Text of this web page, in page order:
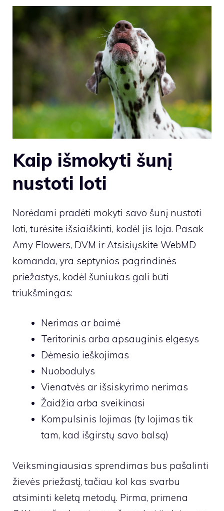
Kaip išmokyti šunį
nustoti loti
Norėdami pradėti mokyti savo šunį nustoti
loti, turėsite išsiaiškinti, kodėl jis loja. Pasak
Amy Flowers, DVM ir Atsisiųskite WebMD
komanda, yra septynios pagrindinės
priežastys, kodėl šuniukas gali būti
triukšmingas:
Nerimas ar baimė
Teritorinis arba apsauginis elgesys
Dėmesio ieškojimas
Nuobodulys
Vienatvės ar išsiskyrimo nerimas
Žaidžia arba sveikinasi
Kompulsinis lojimas (ty lojimas tik
tam, kad išgirstų savo balsą)
Veiksmingiausias sprendimas bus pašalinti
žievės priežastį, tačiau kol kas svarbu
atsiminti keletą metodų. Pirma, primena